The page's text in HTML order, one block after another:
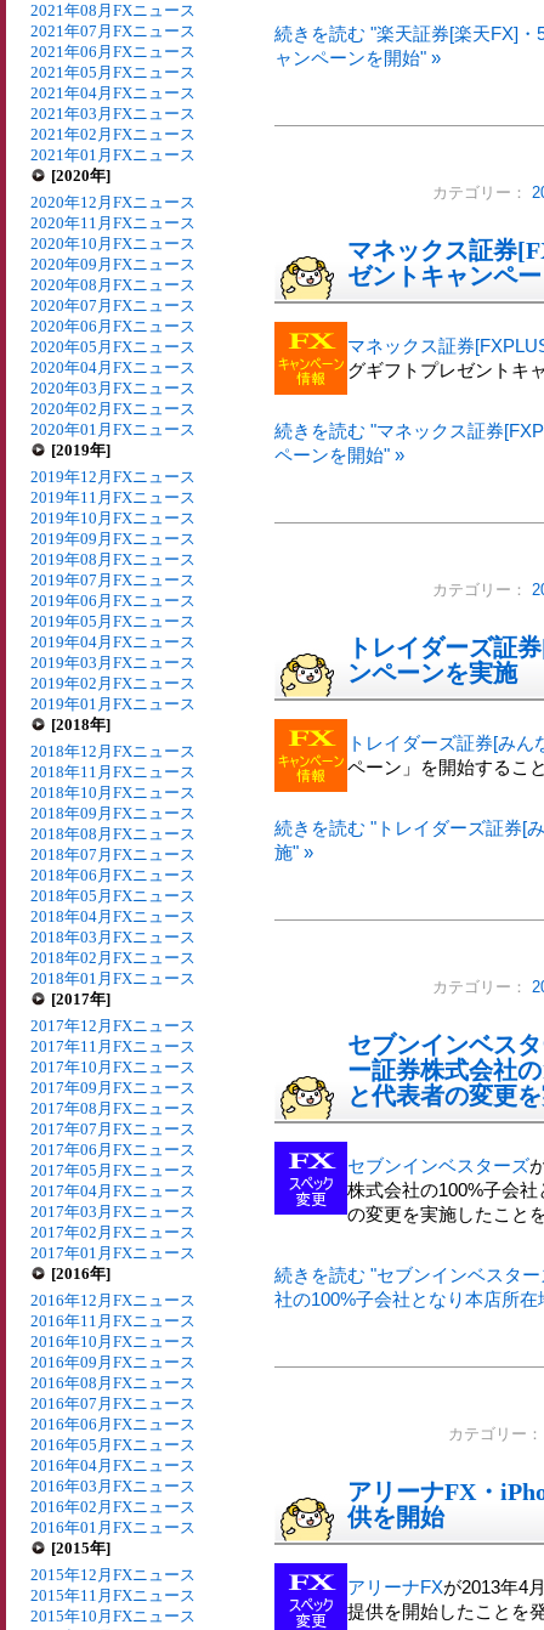
2021年08月FXニュース
2021年07月FXニュース
2021年06月FXニュース
2021年05月FXニュース
2021年04月FXニュース
2021年03月FXニュース
2021年02月FXニュース
2021年01月FXニュース
[2020年]
2020年12月FXニュース
2020年11月FXニュース
2020年10月FXニュース
2020年09月FXニュース
2020年08月FXニュース
2020年07月FXニュース
2020年06月FXニュース
2020年05月FXニュース
2020年04月FXニュース
2020年03月FXニュース
2020年02月FXニュース
2020年01月FXニュース
[2019年]
2019年12月FXニュース
2019年11月FXニュース
2019年10月FXニュース
2019年09月FXニュース
2019年08月FXニュース
2019年07月FXニュース
2019年06月FXニュース
2019年05月FXニュース
2019年04月FXニュース
2019年03月FXニュース
2019年02月FXニュース
2019年01月FXニュース
[2018年]
2018年12月FXニュース
2018年11月FXニュース
2018年10月FXニュース
2018年09月FXニュース
2018年08月FXニュース
2018年07月FXニュース
2018年06月FXニュース
2018年05月FXニュース
2018年04月FXニュース
2018年03月FXニュース
2018年02月FXニュース
2018年01月FXニュース
[2017年]
2017年12月FXニュース
2017年11月FXニュース
2017年10月FXニュース
2017年09月FXニュース
2017年08月FXニュース
2017年07月FXニュース
2017年06月FXニュース
2017年05月FXニュース
2017年04月FXニュース
2017年03月FXニュース
2017年02月FXニュース
2017年01月FXニュース
[2016年]
2016年12月FXニュース
2016年11月FXニュース
2016年10月FXニュース
2016年09月FXニュース
2016年08月FXニュース
2016年07月FXニュース
2016年06月FXニュース
2016年05月FXニュース
2016年04月FXニュース
2016年03月FXニュース
2016年02月FXニュース
2016年01月FXニュース
[2015年]
2015年12月FXニュース
2015年11月FXニュース
2015年10月FXニュース
続きを読む "楽天証券[楽天FX]
ャンペーンを開始" »
カテゴリー：
マネックス証券
ゼントキャンペ
マネックス証券
グギフトプレゼントキ
続きを読む "マネックス証券
ペーンを開始" »
カテゴリー：
トレイダーズ証
ンペーンを実施
トレイダーズ証券[みん
ペーン」を開始するこ
続きを読む "トレイダーズ証券[
施" »
カテゴリー：
セブンインベス
ー証券株式会社
と代表者の変更
セブンインベスターズ
株式会社の100%子会
の変更を実施したこと
続きを読む "セブンインベスタ
社の100%子会社となり本店所
カテゴリー
アリーナFX・
供を開始
アリーナFXが2013年4
提供を開始したことを